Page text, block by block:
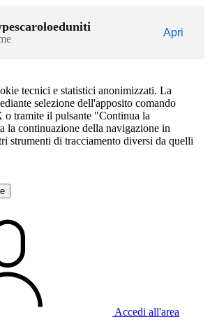
Apri
tecnici e statistici anonimizzati. La
selezione dell'apposito comando
o tramite il pulsante "Continua la
la continuazione della navigazione in
strumenti di tracciamento diversi da quelli
Accedi all'area